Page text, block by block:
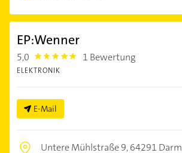
EP:Wenner
5,0 5.0 1 Bewertung
ELEKTRONIK
E-Mail
Untere Mühlstraße 9,64291